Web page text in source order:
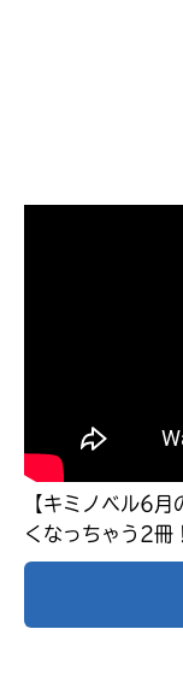
【キミノベル6月
くなっちゃう2冊！